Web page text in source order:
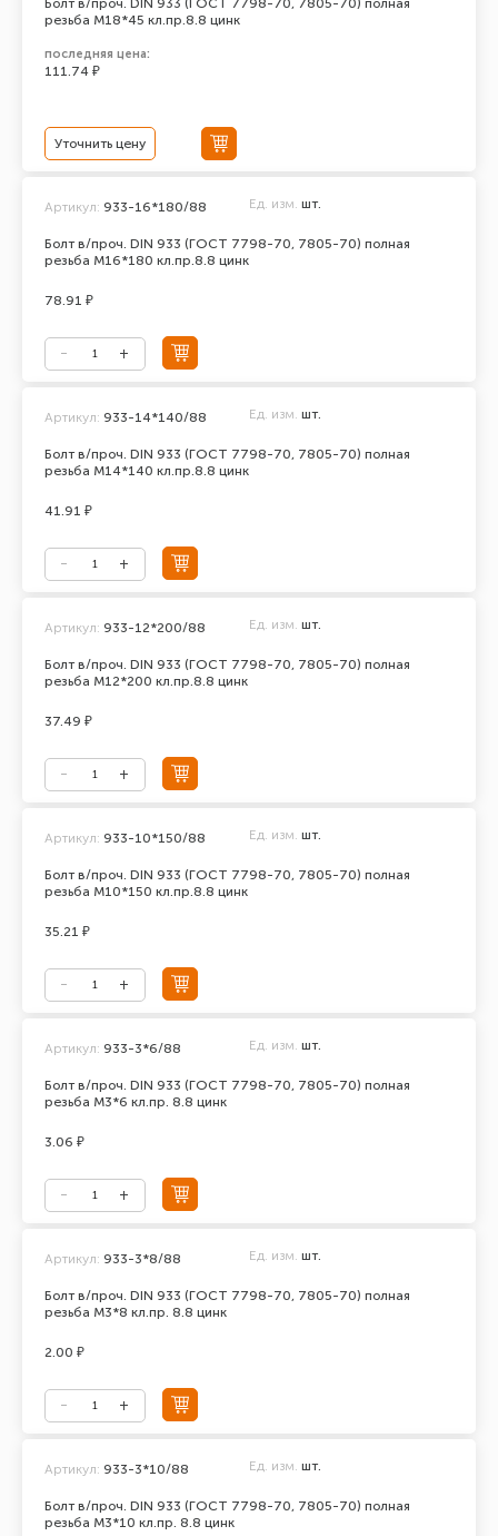
Болт в/проч. DIN 933 (ГОСТ 7798-70, 7805-70) полная
резьба М18*45 кл.пр.8.8 цинк
последняя цена:
111.74 ₽
Уточнить цену
Болт в/проч. DIN 933 (ГОСТ 7798-70, 7805-70) полная
резьба М16*180 кл.пр.8.8 цинк
Артикул: 933-16*180/88 Ед. изм. шт.
78.91 ₽
Болт в/проч. DIN 933 (ГОСТ 7798-70, 7805-70) полная
резьба М14*140 кл.пр.8.8 цинк
Артикул: 933-14*140/88 Ед. изм. шт.
41.91 ₽
Болт в/проч. DIN 933 (ГОСТ 7798-70, 7805-70) полная
резьба М12*200 кл.пр.8.8 цинк
Артикул: 933-12*200/88 Ед. изм. шт.
37.49 ₽
Болт в/проч. DIN 933 (ГОСТ 7798-70, 7805-70) полная
резьба М10*150 кл.пр.8.8 цинк
Артикул: 933-10*150/88 Ед. изм. шт.
35.21 ₽
Болт в/проч. DIN 933 (ГОСТ 7798-70, 7805-70) полная
резьба М3*6 кл.пр. 8.8 цинк
Артикул: 933-3*6/88 Ед. изм. шт.
3.06 ₽
Болт в/проч. DIN 933 (ГОСТ 7798-70, 7805-70) полная
резьба М3*8 кл.пр. 8.8 цинк
Артикул: 933-3*8/88 Ед. изм. шт.
2.00 ₽
Болт в/проч. DIN 933 (ГОСТ 7798-70, 7805-70) полная
резьба М3*10 кл.пр. 8.8 цинк
Артикул: 933-3*10/88 Ед. изм. шт.